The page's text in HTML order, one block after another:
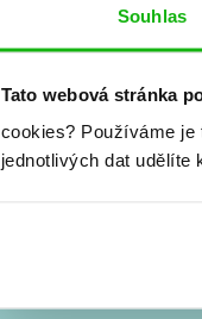
Souhlas
Tato webová stránka
cookies? Používáme je
jednotlivých dat udělíte